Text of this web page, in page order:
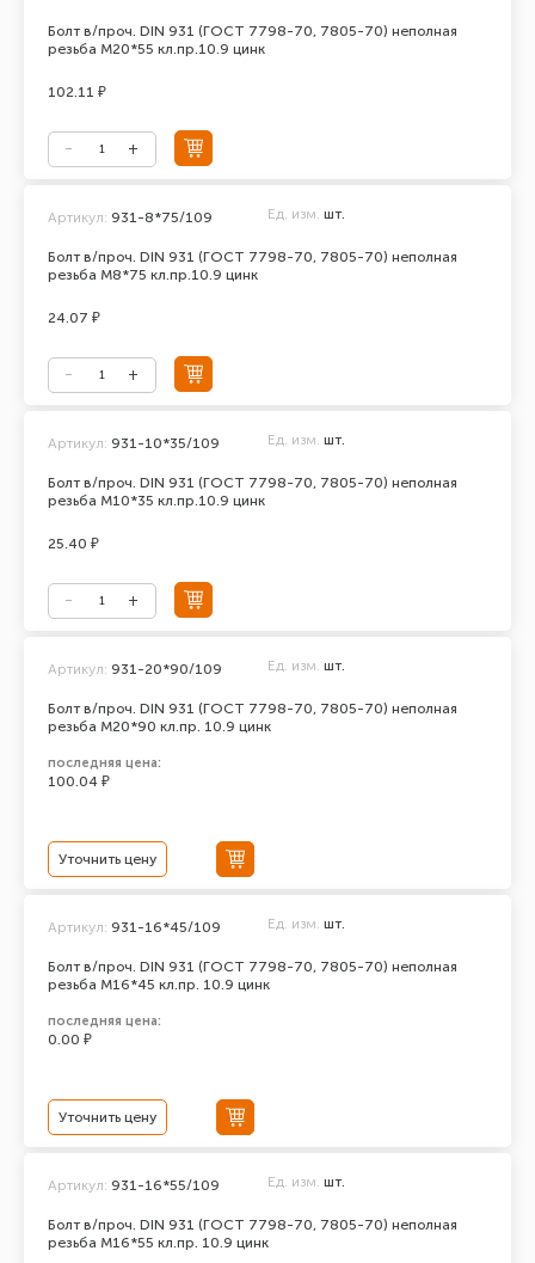
Болт в/проч. DIN 931 (ГОСТ 7798-70, 7805-70) неполная
резьба М20*55 кл.пр.10.9 цинк
102.11 ₽
Болт в/проч. DIN 931 (ГОСТ 7798-70, 7805-70) неполная
резьба М8*75 кл.пр.10.9 цинк
Артикул: 931-8*75/109 Ед. изм. шт.
24.07 ₽
Болт в/проч. DIN 931 (ГОСТ 7798-70, 7805-70) неполная
резьба М10*35 кл.пр.10.9 цинк
Артикул: 931-10*35/109 Ед. изм. шт.
25.40 ₽
Болт в/проч. DIN 931 (ГОСТ 7798-70, 7805-70) неполная
резьба М20*90 кл.пр. 10.9 цинк
Артикул: 931-20*90/109 Ед. изм. шт.
последняя цена:
100.04 ₽
Уточнить цену
Болт в/проч. DIN 931 (ГОСТ 7798-70, 7805-70) неполная
резьба М16*45 кл.пр. 10.9 цинк
Артикул: 931-16*45/109 Ед. изм. шт.
последняя цена:
0.00 ₽
Уточнить цену
Болт в/проч. DIN 931 (ГОСТ 7798-70, 7805-70) неполная
резьба М16*55 кл.пр. 10.9 цинк
Артикул: 931-16*55/109 Ед. изм. шт.